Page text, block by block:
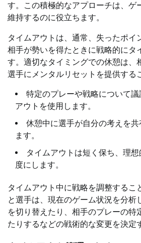
す。この積極的なアプローチは、ゲ
維持するのに役立ちます。
タイムアウトは、通常、失ったポイ
相手が勢いを得たときに戦略的にタ
す。適切なタイミングでの休憩は、
選手にメンタルリセットを提供する
特定のプレーや戦略について
アウトを使用します。
休憩中に選手が自分の考えを
ます。
タイムアウトは短く保ち、理
度にします。
タイムアウト中に戦略を調整するこ
と選手は、現在のゲーム状況を分析
を切り替えたり、相手のプレーの特
たりするなどの戦術的な変更を決定